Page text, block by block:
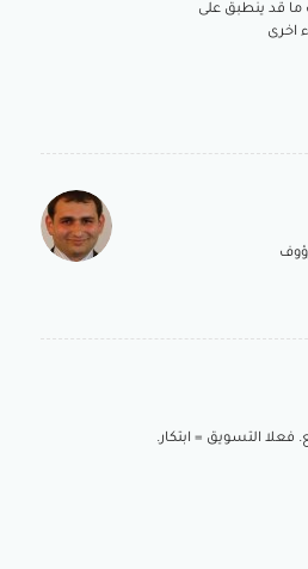
ما قد ينطبق على
اخرى
فعلا التسويق = ابتكار.